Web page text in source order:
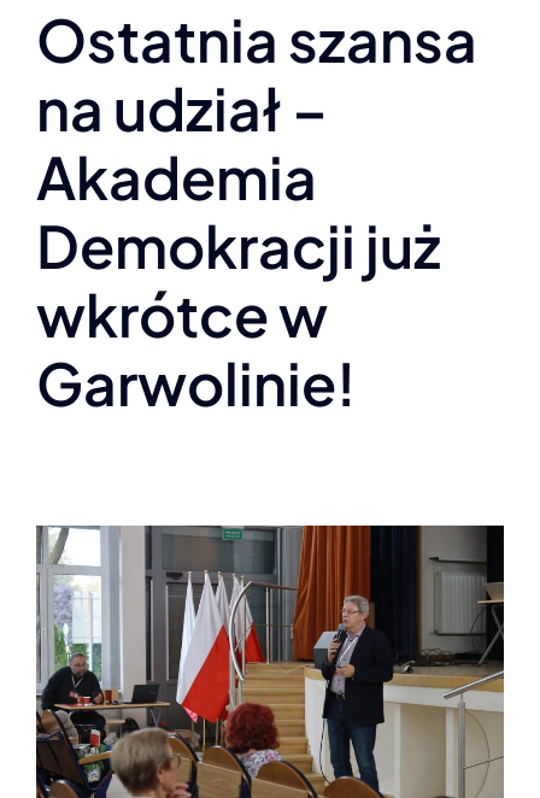
Ostatnia szansa
na udział –
Akademia
Demokracji już
wkrótce w
Garwolinie!